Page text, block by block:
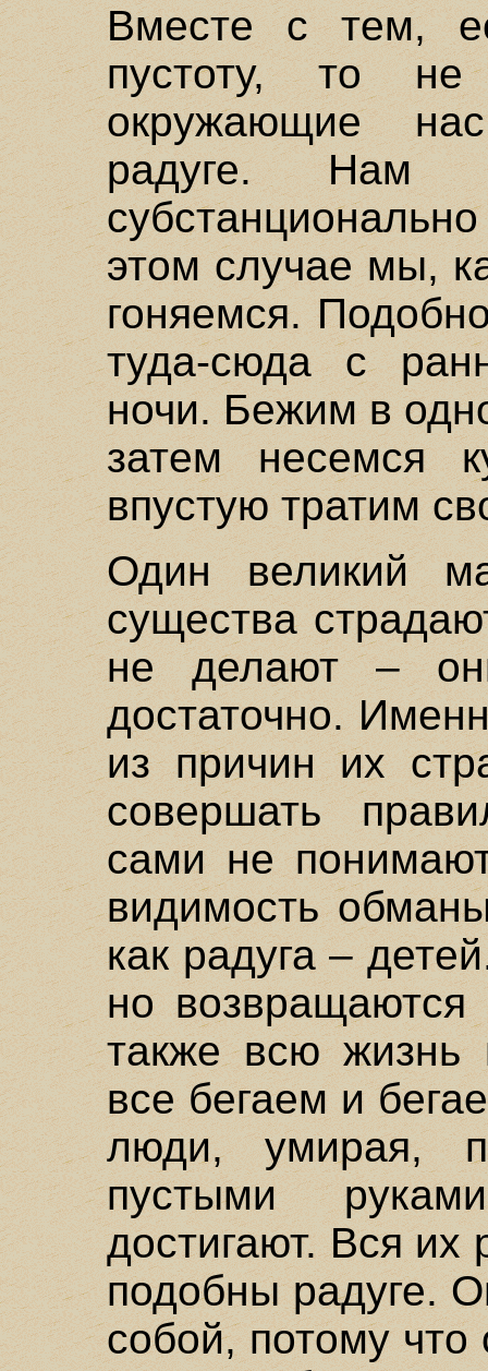
Вместе с тем,
пустоту, то
окружающие
радуге. Нам
этом случае мы,
гоняемся.
туда-сюда с
ночи. Бежим в
затем несемся
впустую тратим
Один великий
существа
не делают –
достаточно.
из причин их
совершать
сами не
видимость
как радуга –
но
также всю жизнь
все бегаем и
люди, умирая,
пустыми
достигают. Вся их
подобны радуге.
собой, потому что